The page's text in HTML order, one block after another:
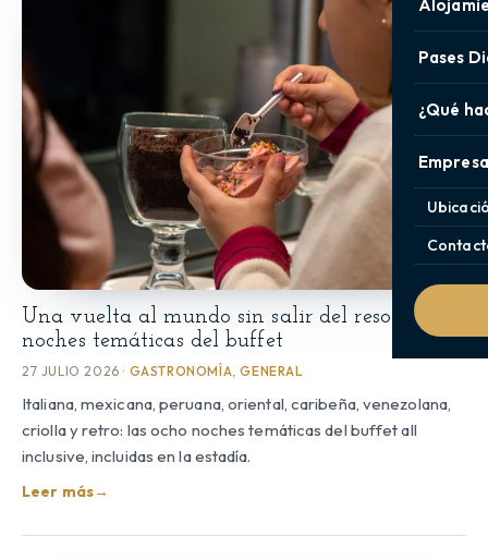
Pases
¿Qué
Una vuelta al mundo sin salir del resort: las
noches temáticas del buffet
27 JULIO 2026 · GASTRONOMÍA,GENERAL
Italiana, mexicana, peruana, oriental, caribeña, venezolana,
criolla y retro: las ocho noches temáticas del buffet all
inclusive, incluidas en la estadía.
Leer más→